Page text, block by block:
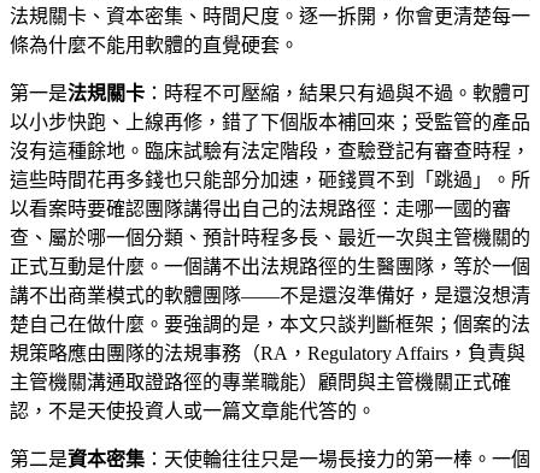
法規關卡、資本密集、時間尺度。逐一拆開，你會更清楚每一
條為什麼不能用軟體的直覺硬套。
第一是法規關卡 ：時程不可壓縮，結果只有過與不過。軟體可
以小步快跑、上線再修，錯了下個版本補回來；受監管的產品
沒有這種餘地。臨床試驗有法定階段，查驗登記有審查時程，
這些時間花再多錢也只能部分加速，砸錢買不到「跳過」。所
以看案時要確認團隊講得出自己的法規路徑：走哪一國的審
查、屬於哪一個分類、預計時程多長、最近一次與主管機關的
正式互動是什麼。一個講不出法規路徑的生醫團隊，等於一個
講不出商業模式的軟體團隊——不是還沒準備好，是還沒想清
楚自己在做什麼。要強調的是，本文只談判斷框架；個案的法
規策略應由團隊的法規事務（RA，Regulatory Affairs，負責與
主管機關溝通取證路徑的專業職能）顧問與主管機關正式確
認，不是天使投資人或一篇文章能代答的。
第二是資本密集 ：天使輪往往只是一場長接力的第一棒。一個